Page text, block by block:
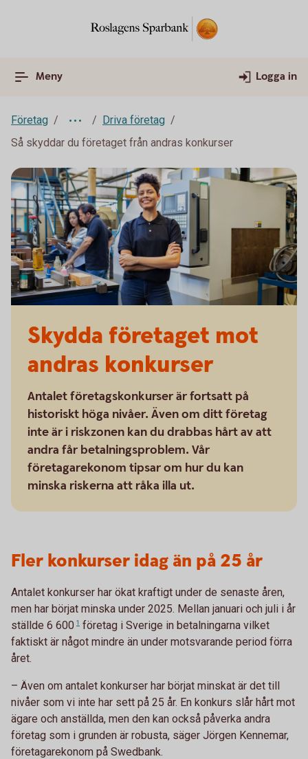
Meny Logga in
Företag
Driva företag
Så skyddar du företaget från andras konkurser
Skydda företaget mot
andras konkurser
Antalet företagskonkurser är fortsatt på
historiskt höga nivåer. Även om ditt företag
inte är i riskzonen kan du drabbas hårt av att
andra får betalningsproblem. Vår
företagarekonom tipsar om hur du kan
minska riskerna att råka illa ut.
Fler konkurser idag än på 25 år
Antalet konkurser har ökat kraftigt under de senaste åren,
men har börjat minska under 2025. Mellan januari och juli i år
ställde 6 600 1 företag i Sverige in betalningarna vilket
faktiskt är något mindre än under motsvarande period förra
året.
– Även om antalet konkurser har börjat minskat är det till
nivåer som vi inte har sett på 25 år. En konkurs slår hårt mot
ägare och anställda, men den kan också påverka andra
företag som i grunden är robusta, säger Jörgen Kennemar,
företagarekonom på Swedbank.